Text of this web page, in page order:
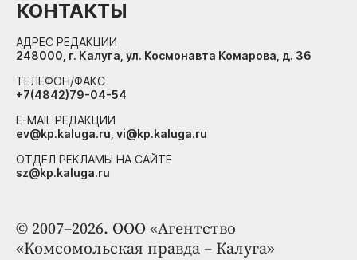
© 2007–2026. ООО «Агентство
«Комсомольская правда – Калуга»
КОНТАКТЫ
АДРЕС РЕДАКЦИИ
248000, г. Калуга, ул. Космонавта Комарова, д. 36
ТЕЛЕФОН/ФАКС
+7(4842)79-04-54
E-MAIL РЕДАКЦИИ
ev@kp.kaluga.ru, vi@kp.kaluga.ru
ОТДЕЛ РЕКЛАМЫ НА САЙТЕ
sz@kp.kaluga.ru